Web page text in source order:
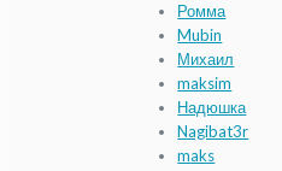
Ромма
Mubin
Михаил
maksim
Надюшка
Nagibat3r
maks